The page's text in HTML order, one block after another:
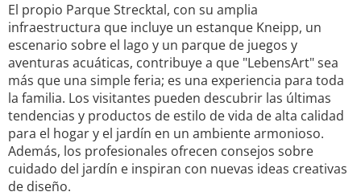
El propio Parque Strecktal, con su amplia
infraestructura que incluye un estanque Kneipp, un
escenario sobre el lago y un parque de juegos y
aventuras acuáticas, contribuye a que "LebensArt" sea
más que una simple feria; es una experiencia para toda
la familia. Los visitantes pueden descubrir las últimas
tendencias y productos de estilo de vida de alta calidad
para el hogar y el jardín en un ambiente armonioso.
Además, los profesionales ofrecen consejos sobre
cuidado del jardín e inspiran con nuevas ideas creativas
de diseño.